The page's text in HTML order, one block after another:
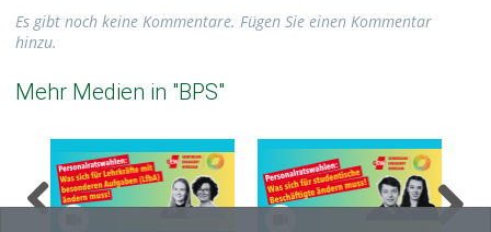
Es gibt noch keine Kommentare. Fügen Sie einen Kommentar
hinzu.
Mehr Medien in "BPS"